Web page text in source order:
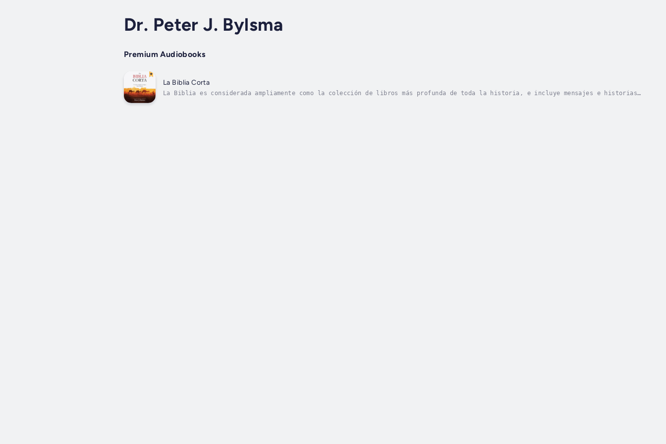
Dr. Peter J. Bylsma
Premium Audiobooks
La Biblia Corta
La Biblia es considerada ampliamente como la colección de libros más profunda de toda la historia, e incluye mensajes e historias